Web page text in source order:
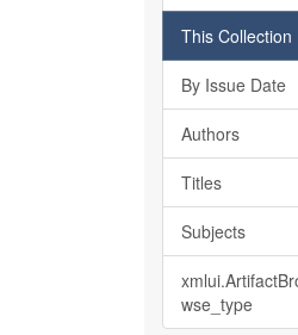
This Collection
By Issue Date
Authors
Titles
Subjects
wse_type